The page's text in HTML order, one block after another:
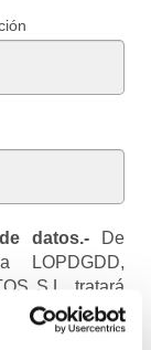
datos.- De
S.L. tratará
un boletín
obtener más